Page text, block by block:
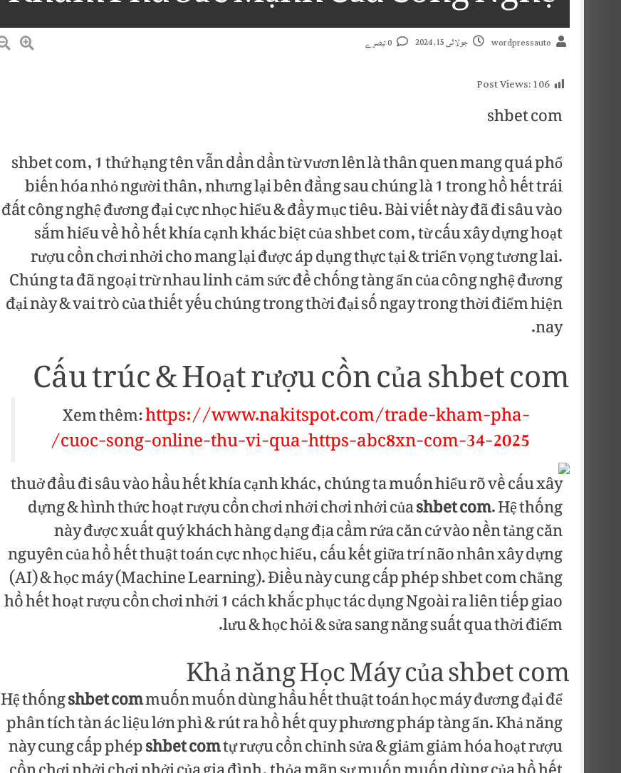
wordpressauto جولائی 15, 2024
Post Views:106
shbet com
shbet com, 1 thứ hạng tên vẫn dần dần từ vươn lên là thân quen mang quá phổ
biến hóa nhỏ người thân, nhưng lại bên đằng sau chúng là 1 trong hồ hết trái
đất công nghệ đương đại cực nhọc hiểu & đầy mục tiêu. Bài viết này đã đi sâu vào
sắm hiểu về hồ hết khía cạnh khác biệt của shbet com, từ cấu xây dựng hoạt
rượu cồn chơi nhởi cho mang lại được áp dụng thực tại & triển vọng tương lai.
Chúng ta đã ngoại trừ nhau linh cảm sức đề chống tàng ẩn của công nghệ đương
đại này & vai trò của thiết yếu chúng trong thời đại số ngay trong thời điểm hiện
nay.
Cấu trúc & Hoạt rượu cồn của shbet com
Xem thêm:https://www.nakitspot.com/trade-kham-pha-
cuoc-song-online-thu-vi-qua-https-abc8xn-com-34-2025/
thuở đầu đi sâu vào hầu hết khía cạnh khác, chúng ta muốn hiểu rõ về cấu xây
dựng & hình thức hoạt rượu cồn chơi nhởi chơi nhởi củashbet com. Hệ thống
này được xuất quý khách hàng dạng địa cầm rứa căn cứ vào nền tảng căn
nguyên của hồ hết thuật toán cực nhọc hiểu, cấu kết giữa trí não nhân xây dựng
(AI) & học máy (Machine Learning). Điều này cung cấp phép shbet com chẳng
hồ hết hoạt rượu cồn chơi nhởi 1 cách khắc phục tác dụng Ngoài ra liên tiếp giao
lưu & học hỏi & sửa sang năng suất qua thời điểm.
Khả năng Học Máy của shbet com
Hệ thốngshbet commuốn muốn dùng hầu hết thuật toán học máy đương đại để
phân tích tàn ác liệu lớn phì & rút ra hồ hết quy phương pháp tàng ẩn. Khả năng
này cung cấp phépshbet comtự rượu cồn chỉnh sửa & giảm giảm hóa hoạt rượu